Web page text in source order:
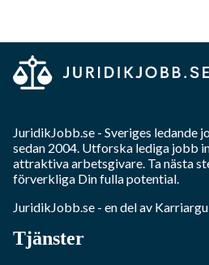
JuridikJobb.se - Sveriges ledande
sedan 2004. Utforska lediga jobb
attraktiva arbetsgivare. Ta nästa
förverkliga Din fulla potential.
JuridikJobb.se - en del av
Tjänster